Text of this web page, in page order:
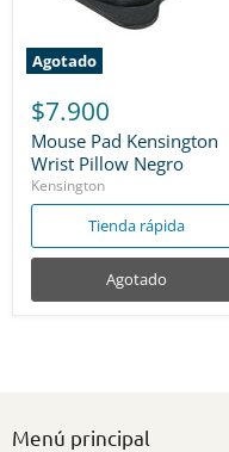
Agotado
$7.900
Mouse Pad Kensington
Wrist Pillow Negro
Kensington
Tienda rápida
Agotado
Menú principal